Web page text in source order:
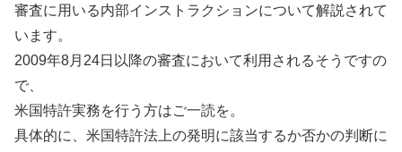
審査に用いる内部インストラクションについて解説されて
います。
2009年8月24日以降の審査において利用されるそうですの
で、
米国特許実務を行う方はご一読を。
具体的に、米国特許法上の発明に該当するか否かの判断に